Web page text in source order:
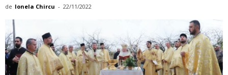
de Ionela Chircu - 22/11/2022